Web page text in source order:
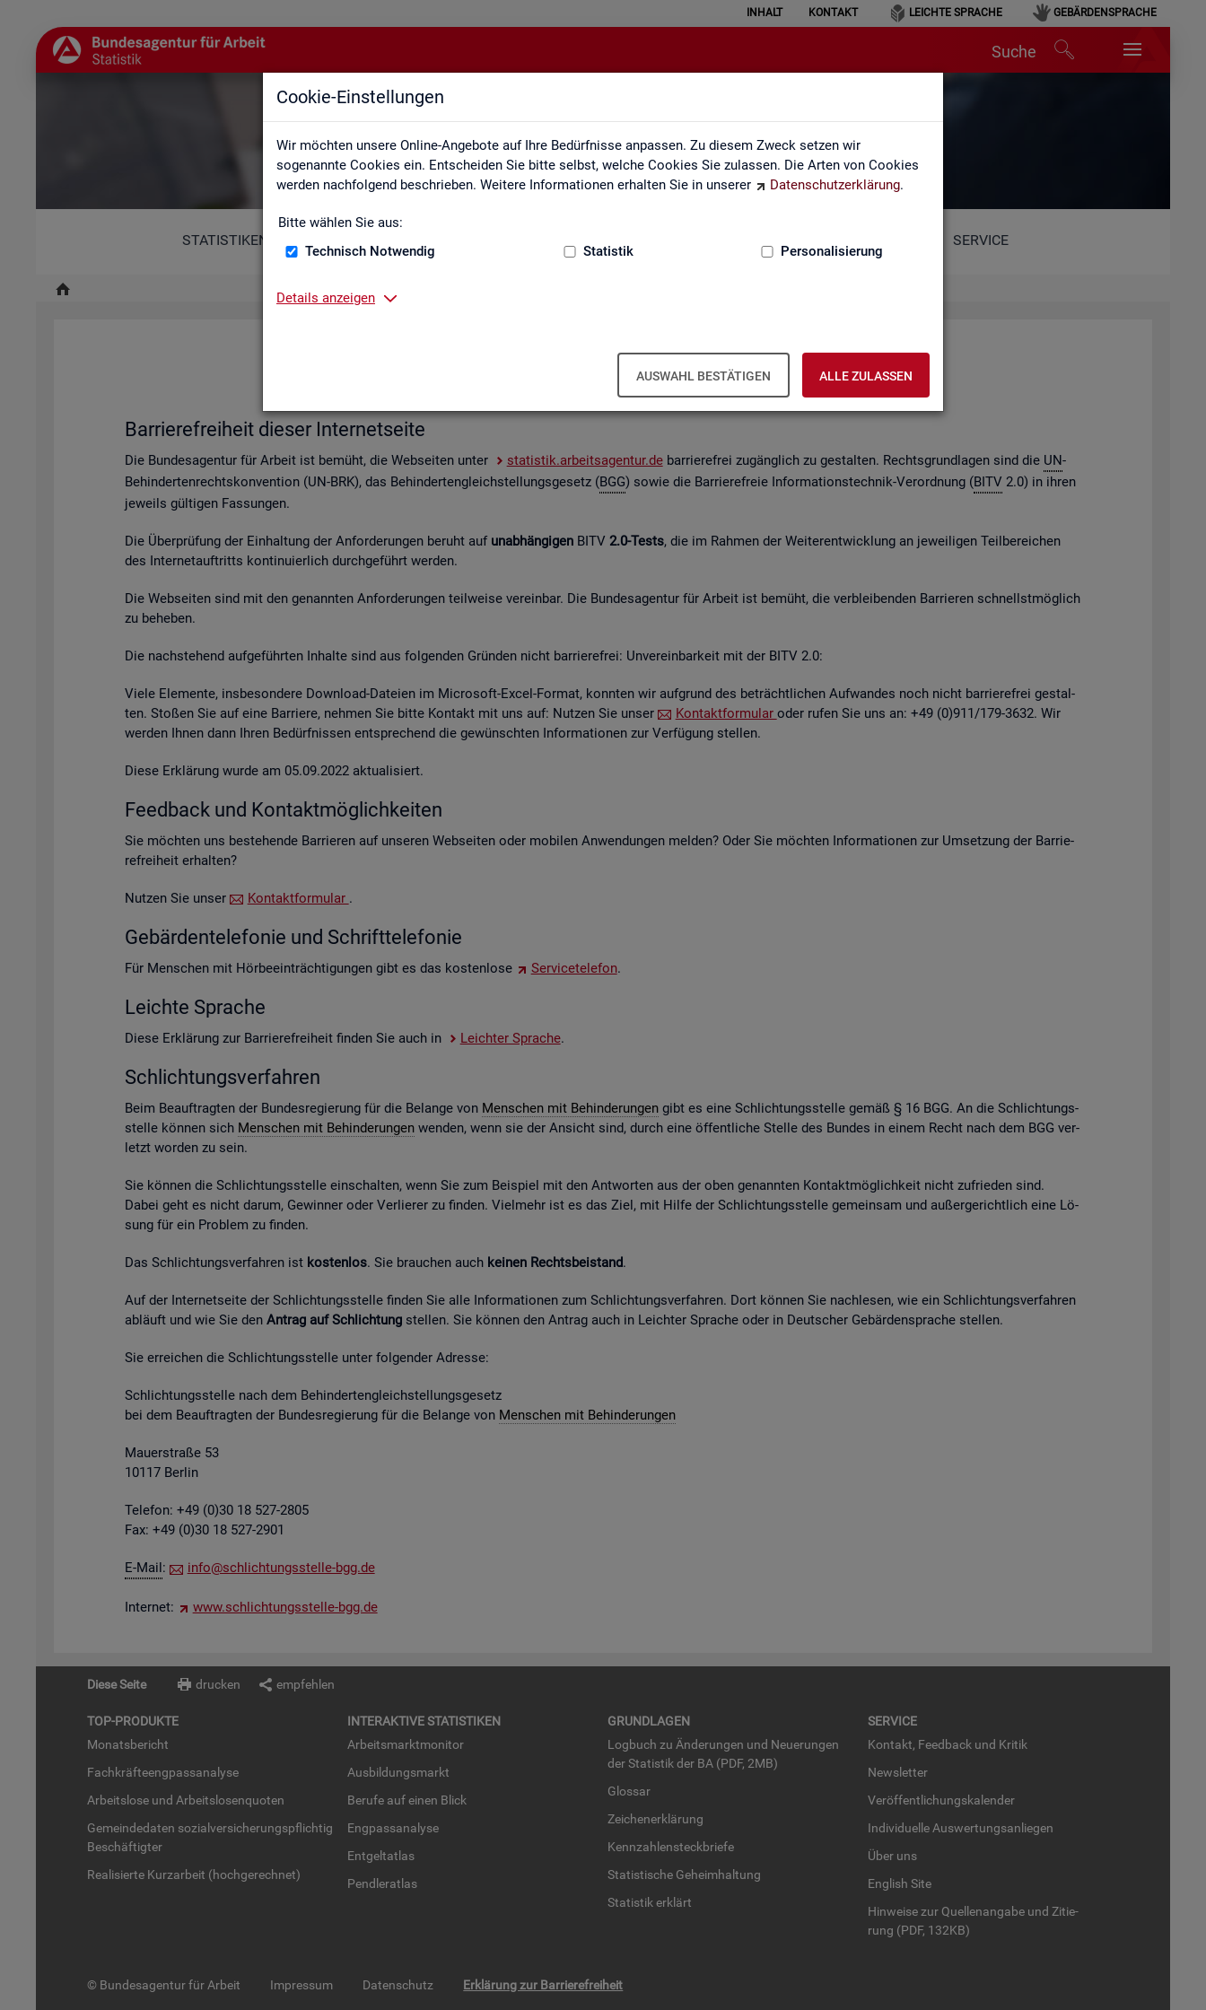
Cookie-Einstellungen
Wir möchten unsere Online-Angebote auf Ihre Bedürfnisse anpassen. Zu diesem Zweck setzen wir
sogenannte Cookies ein. Entscheiden Sie bitte selbst, welche Cookies Sie zulassen. Die Arten von Cookies
werden nachfolgend beschrieben. Weitere Informationen erhalten Sie in unserer
Datenschutzerklärung.
Bitte wählen Sie aus:
Technisch Notwendig
Statistik Personalisierung
Details anzeigen
AUSWAHL BESTÄTIGEN ALLE ZULASSEN
INHALT KONTAKT LEICHTE SPRACHE GEBÄRDENSPRACHE
Suche
Erklärung zur Barrierefreiheit
STATISTIKEN SERVICE
Er­klä­rung zur Bar­rie­re­frei­heit
sta­tis­tik.ar­beits­agen­tur.de ver­öf­fent­lich­ten Web­sei­ten.
Bar­rie­re­frei­heit die­ser In­ter­net­sei­te
Die Bun­des­agen­tur für Ar­beit ist be­müht, die Web­sei­ten unter sta­tis­tik.ar­beits­agen­tur.debar­rie­re­frei zu­gäng­lich zu ge­stal­ten. Rechts­grund­la­gen sind die UN-
Be­hin­der­ten­rechts­kon­ven­ti­on (UN-BRK), das Be­hin­der­ten­gleich­stel­lungs­ge­setz (BGG) sowie die Bar­rie­re­freie In­for­ma­ti­ons­tech­nik-Ver­ord­nung (BITV 2.0) in ihren
je­weils gül­ti­gen Fas­sun­gen.
Die Über­prü­fung der Ein­hal­tung der An­for­de­run­gen be­ruht auf un­ab­hän­gi­genBITV 2.0-Tests, die im Rah­men der Wei­ter­ent­wick­lung an je­wei­li­gen Teil­be­rei­chen
des In­ter­net­auf­tritts kon­ti­nu­ier­lich durch­ge­führt wer­den.
Die Web­sei­ten sind mit den ge­nann­ten An­for­de­run­gen teil­wei­se ver­ein­bar. Die Bun­des­agen­tur für Ar­beit ist be­müht, die ver­blei­ben­den Bar­rie­ren schnellst­mög­lich
zu be­he­ben.
Die nach­ste­hend auf­ge­führ­ten In­hal­te sind aus fol­gen­den Grün­den nicht bar­rie­re­frei: Un­ver­ein­bar­keit mit der BITV 2.0:
Viele Ele­men­te, ins­be­son­de­re Down­load-Da­tei­en im Mi­cro­soft-Excel-For­mat, konn­ten wir auf­grund des be­trächt­li­chen Auf­wan­des noch nicht bar­rie­re­frei ge­stal­
ten. Sto­ßen Sie auf eine Bar­rie­re, neh­men Sie bitte Kon­takt mit uns auf: Nut­zen Sie unser
Kon­takt­for­mu­lar oder rufen Sie uns an: +49 (0)911/179-3632. Wir
wer­den Ihnen dann Ihren Be­dürf­nis­sen ent­spre­chend die ge­wünsch­ten In­for­ma­tio­nen zur Ver­fü­gung stel­len.
Diese Er­klä­rung wurde am 05.09.2022 ak­tua­li­siert.
Feed­back und Kon­takt­mög­lich­kei­ten
Sie möch­ten uns be­stehen­de Bar­rie­ren auf un­se­ren Web­sei­ten oder mo­bi­len An­wen­dun­gen mel­den? Oder Sie möch­ten In­for­ma­tio­nen zur Um­set­zung der Bar­rie­
re­frei­heit er­hal­ten?
Nut­zen Sie unser Kon­takt­for­mu­lar .
Ge­bär­den­te­le­fo­nie und Schrift­te­le­fo­nie
Für Men­schen mit Hör­be­ein­träch­ti­gun­gen gibt es das kos­ten­lo­se Ser­vice­te­le­fon.
Leich­te Spra­che
Diese Er­klä­rung zur Bar­rie­re­frei­heit fin­den Sie auch in Leich­ter Spra­che.
Schlich­tungs­ver­fah­ren
Beim Be­auf­trag­ten der Bun­des­re­gie­rung für die Be­lan­ge von Men­schen mit Be­hin­de­run­gengibt es eine Schlich­tungs­stel­le gemäß § 16 BGG. An die Schlich­tungs­
stel­le kön­nen sich Men­schen mit Be­hin­de­run­genwen­den, wenn sie der An­sicht sind, durch eine öf­fent­li­che Stel­le des Bun­des in einem Recht nach dem BGG ver­
letzt wor­den zu sein.
Sie kön­nen die Schlich­tungs­stel­le ein­schal­ten, wenn Sie zum Bei­spiel mit den Ant­wor­ten aus der oben ge­nann­ten Kon­takt­mög­lich­keit nicht zu­frie­den sind.
Dabei geht es nicht darum, Ge­win­ner oder Ver­lie­rer zu fin­den. Viel­mehr ist es das Ziel, mit Hilfe der Schlich­tungs­stel­le ge­mein­sam und au­ßer­ge­richt­lich eine Lö­
sung für ein Pro­blem zu fin­den.
Das Schlich­tungs­ver­fah­ren ist kos­ten­los. Sie brau­chen auch kei­nen Rechts­bei­stand.
Auf der In­ter­net­sei­te der Schlich­tungs­stel­le fin­den Sie alle In­for­ma­tio­nen zum Schlich­tungs­ver­fah­ren. Dort kön­nen Sie nach­le­sen, wie ein Schlich­tungs­ver­fah­ren
ab­läuft und wie Sie den An­trag auf Schlich­tungstel­len. Sie kön­nen den An­trag auch in Leich­ter Spra­che oder in Deut­scher Ge­bär­den­spra­che stel­len.
Sie er­rei­chen die Schlich­tungs­stel­le unter fol­gen­der Adres­se:
Schlich­tungs­stel­le nach dem Be­hin­der­ten­gleich­stel­lungs­ge­setz
bei dem Be­auf­trag­ten der Bun­des­re­gie­rung für die Be­lan­ge von Men­schen mit Be­hin­de­run­gen
Mau­er­stra­ße 53
10117 Ber­lin
Te­le­fon: +49 (0)30 18 527-2805
Fax: +49 (0)30 18 527-2901
E-Mail: info@​sch​lich​tung​sste​lle-​bgg.​de
In­ter­net: www.​sch​lich​tung​sste​lle-​bgg.​de
Diese Seite drucken empfehlen
TOP-PRO­DUK­TE
Mo­nats­be­richt
Fach­kräf­te­eng­pass­ana­ly­se
Ar­beits­lo­se und Ar­beits­lo­sen­quo­ten
Ge­mein­de­da­ten so­zi­al­ver­si­che­rungs­pflich­tig
Be­schäf­tig­ter
Rea­li­sier­te Kurz­ar­beit (hoch­ge­rech­net)
IN­TER­AK­TI­VE STA­TIS­TI­KEN
Ar­beits­markt­mo­ni­tor
Aus­bil­dungs­markt
Be­ru­fe auf einen Blick
Eng­pass­ana­ly­se
Ent­gel­t­at­las
Pend­ler­at­las
GRUND­LA­GEN
Log­buch zu Än­de­run­gen und Neue­run­gen
der Sta­tis­tik der BA (PDF, 2MB)
Glos­sar
Zei­chen­er­klä­rung
Kenn­zah­len­steck­brie­fe
Sta­tis­ti­sche Ge­heim­hal­tung
Sta­tis­tik er­klärt
SER­VICE
Kon­takt, Feed­back und Kri­tik
News­let­ter
Ver­öf­fent­li­chungs­ka­len­der
In­di­vi­du­el­le Aus­wer­tungs­an­lie­gen
Über uns
English Site
Hin­wei­se zur Quel­len­an­ga­be und Zi­tie­
rung (PDF, 132KB)
© Bundesagentur für Arbeit Impressum Datenschutz Erklärung zur Barrierefreiheit